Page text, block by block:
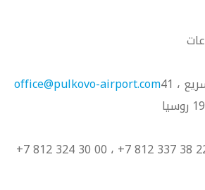
، 41
office@pulkovo-airport.com